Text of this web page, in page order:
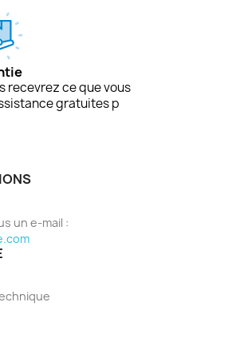
recevrez ce que vous
gratuites p
un e-mail :